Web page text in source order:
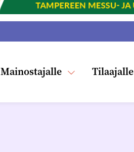
Mainostajalle Tilaajalle